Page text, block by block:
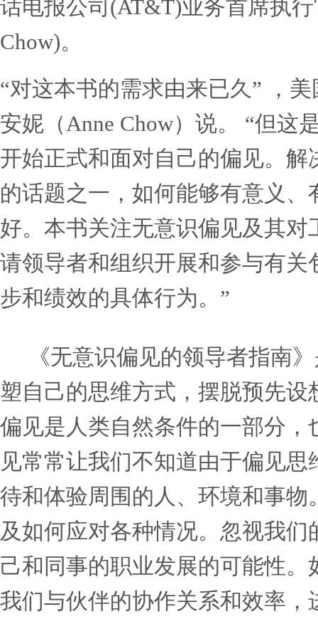
勒(Pamela Fuller)；富兰克
话电报公司(AT&T)业务首
Chow)。
“对这本书的需求由来已久
安妮（Anne Chow）说。
的话题之一，如何能够有
好。本书关注无意识偏见
请领导者和组织开展和参
步和绩效的具体行为。”
《无意识偏见的领导者指
塑自己的思维方式，摆脱